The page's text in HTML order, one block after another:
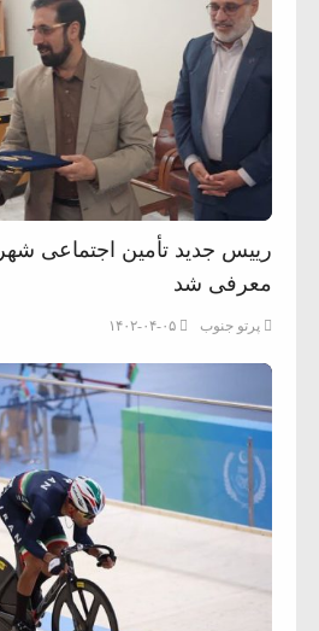
رییس جدید تأمین اجتماعی
معرفی شد
پرتو جنوب ۱۴۰۲-۰۴-۰۵